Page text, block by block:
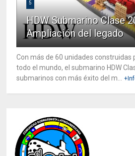
5
HDW Submarino Clase
Ampliación del legado
Con más de 60 unidades construidas
todo el mundo, el submarino HDW
submarinos con más éxito del m...